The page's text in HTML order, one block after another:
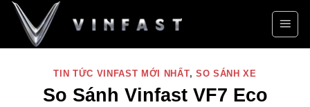
Bỏ
nội
TIN TỨC VINFAST MỚI NHẤT, SO SÁNH XE
So Sánh Vinfast VF7 Eco